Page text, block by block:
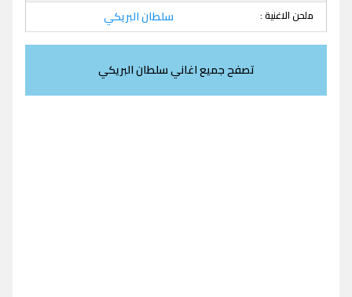
ملحن الاغنية : سلطان البريكي
تصفح جميع اغاني سلطان البريكي